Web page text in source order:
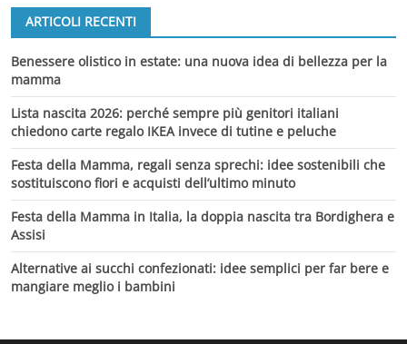
ARTICOLI RECENTI
Benessere olistico in estate: una nuova idea di bellezza per la
mamma
Lista nascita 2026: perché sempre più genitori italiani
chiedono carte regalo IKEA invece di tutine e peluche
Festa della Mamma, regali senza sprechi: idee sostenibili che
sostituiscono fiori e acquisti dell’ultimo minuto
Festa della Mamma in Italia, la doppia nascita tra Bordighera e
Assisi
Alternative ai succhi confezionati: idee semplici per far bere e
mangiare meglio i bambini